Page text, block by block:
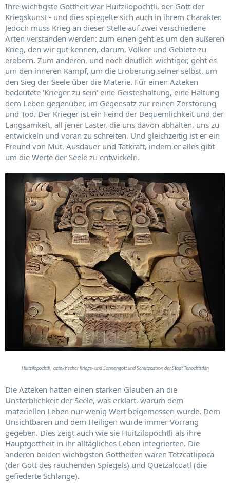
Ihre wichtigste Gottheit war Huitzilopochtli, der Gott der
Kriegskunst - und dies spiegelte sich auch in ihrem Charakter.
Jedoch muss Krieg an dieser Stelle auf zwei verschiedene
Arten verstanden werden: zum einen geht es um den äußeren
Krieg, den wir gut kennen, darum, Völker und Gebiete zu
erobern. Zum anderen, und noch deutlich wichtiger, geht es
um den inneren Kampf, um die Eroberung seiner selbst, um
den Sieg der Seele über die Materie. Für einen Azteken
bedeutete 'Krieger zu sein' eine Geisteshaltung, eine Haltung
dem Leben gegenüber, im Gegensatz zur reinen Zerstörung
und Tod. Der Krieger ist ein Feind der Bequemlichkeit und der
Langsamkeit, all jener Laster, die uns davon abhalten, uns zu
entwickeln und voran zu schreiten. Und gleichzeitig ist er ein
Freund von Mut, Ausdauer und Tatkraft, indem er alles gibt
um die Werte der Seele zu entwickeln.
Huitzilopochtli, aztektischer Kriegs- und Sonnengott und Schutzpatron der Stadt Tenochtitlán
Die Azteken hatten einen starken Glauben an die
Unsterblichkeit der Seele, was erklärt, warum dem
materiellen Leben nur wenig Wert beigemessen wurde. Dem
Unsichtbaren und dem Heiligen wurde immer Vorrang
gegeben. Dies zeigt auch wie sie Huitzilopochtli als ihre
Hauptgottheit in ihr alltägliches Leben integrierten. Die
anderen beiden wichtigsten Gottheiten waren Tetzcatlipoca
(der Gott des rauchenden Spiegels) und Quetzalcoatl (die
gefiederte Schlange).